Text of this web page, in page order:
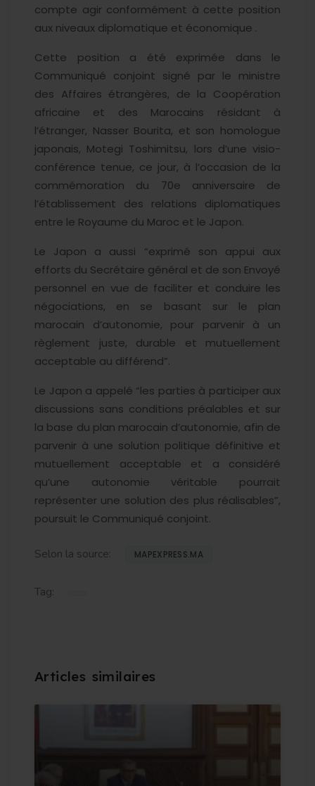
compte agir conformément à cette position
aux niveaux diplomatique et économique .
Cette position a été exprimée dans le
Communiqué conjoint signé par le ministre
des Affaires étrangères, de la Coopération
africaine et des Marocains résidant à
l’étranger, Nasser Bourita, et son homologue
japonais, Motegi Toshimitsu, lors d’une visio-
conférence tenue, ce jour, à l’occasion de la
commémoration du 70e anniversaire de
l’établissement des relations diplomatiques
entre le Royaume du Maroc et le Japon.
Le Japon a aussi “exprimé son appui aux
efforts du Secrétaire général et de son Envoyé
personnel en vue de faciliter et conduire les
négociations, en se basant sur le plan
marocain d’autonomie, pour parvenir à un
règlement juste, durable et mutuellement
acceptable au différend”.
Le Japon a appelé “les parties à participer aux
discussions sans conditions préalables et sur
la base du plan marocain d’autonomie, afin de
parvenir à une solution politique définitive et
mutuellement acceptable et a considéré
qu’une autonomie véritable pourrait
représenter une solution des plus réalisables”,
poursuit le Communiqué conjoint.
Selon la source: MAPEXPRESS.MA
Tag: